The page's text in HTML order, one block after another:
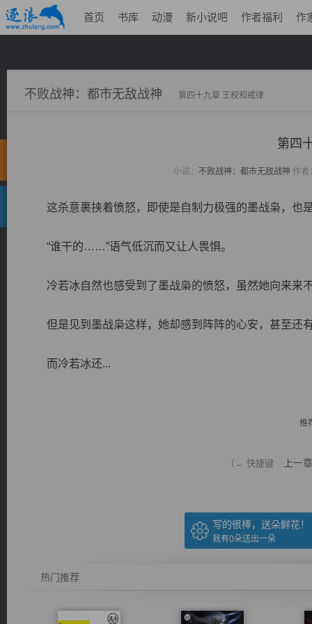
首页 书库 动漫 新小说吧 作者福利 作
不败战神：都市无敌战神 第四十九章 王权和戒律
第四
小说： 不败战神：都市无敌战神 作者
这杀意裹挟着愤怒，即使是自制力极强的墨战枭，也
“谁干的……”语气低沉而又让人畏惧。
冷若冰自然也感受到了墨战枭的愤怒，虽然她向来来
但是见到墨战枭这样，她却感到阵阵的心安，甚至还
而冷若冰还...
推
（← 快捷键 上一章
写的很棒，送朵鲜花！
我有0朵送出一朵
热门推荐